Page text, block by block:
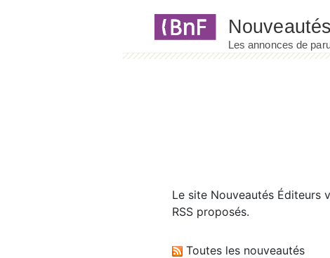
Le site Nouveautés Éditeurs
RSS proposés.
Toutes les nouveautés